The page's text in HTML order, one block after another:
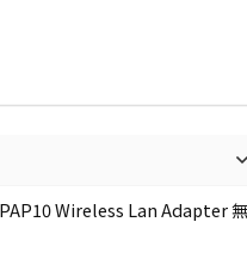
Wireless Lan Adapter